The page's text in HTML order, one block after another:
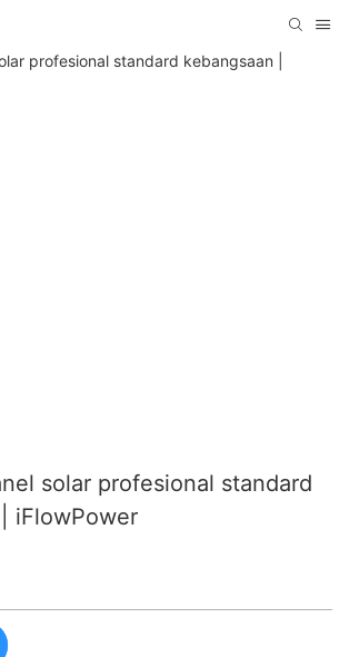
solar profesional standard
iFlowPower